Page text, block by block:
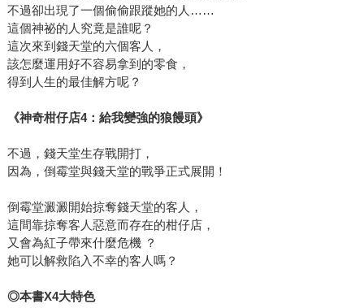
不過卻出現了一個偷偷跟蹤她的人……
這個神祕的人究竟是誰呢？
這次來到錢天堂的六個客人，
該怎麼運用好不容易拿到的零食，
得到人生的最佳解方呢？
《神奇柑仔店4：給我變強的狼饅頭》
不過，錢天堂生存戰開打，
因為，倒霉堂與錢天堂的戰爭正式展開！
倒霉堂澱澱開始掠奪錢天堂的客人，
這間靠掠奪客人惡意而存在的柑仔店，
又會為紅子帶來什麼危機 ？
她可以解救陷入不幸的客人嗎？
◎本書X4大特色